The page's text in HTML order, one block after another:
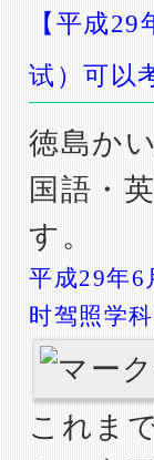
【平成
试）可以
徳島か
国語・
す。
平成29年6
时驾照学
これま